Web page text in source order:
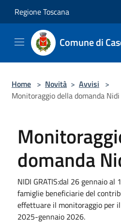
Regione Toscana
Comune di
Home > Novità > Avvisi >
Monitoraggio della domanda
domanda
NIDI GRATIS:dal 26 gennaio
famiglie beneficiarie del
effettuare il monitoraggio per
2025-gennaio 2026.